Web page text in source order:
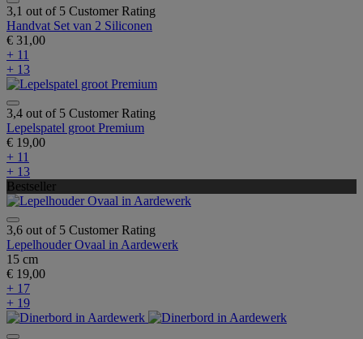
3,1 out of 5 Customer Rating
Handvat Set van 2 Siliconen
€ 31,00
+ 11
+ 13
3,4 out of 5 Customer Rating
Lepelspatel groot Premium
€ 19,00
+ 11
+ 13
Bestseller
3,6 out of 5 Customer Rating
Lepelhouder Ovaal in Aardewerk
15 cm
€ 19,00
+ 17
+ 19